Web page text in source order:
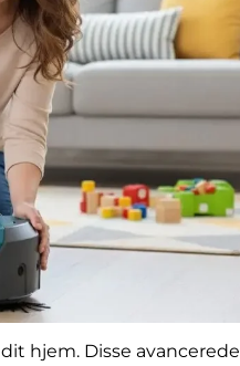
hjem. Disse avancerede